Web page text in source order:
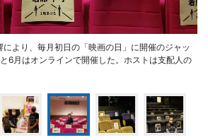
より、毎月初日の「映画の日」に開催のジャッ
6月はオンラインで開催した。ホストは支配人の